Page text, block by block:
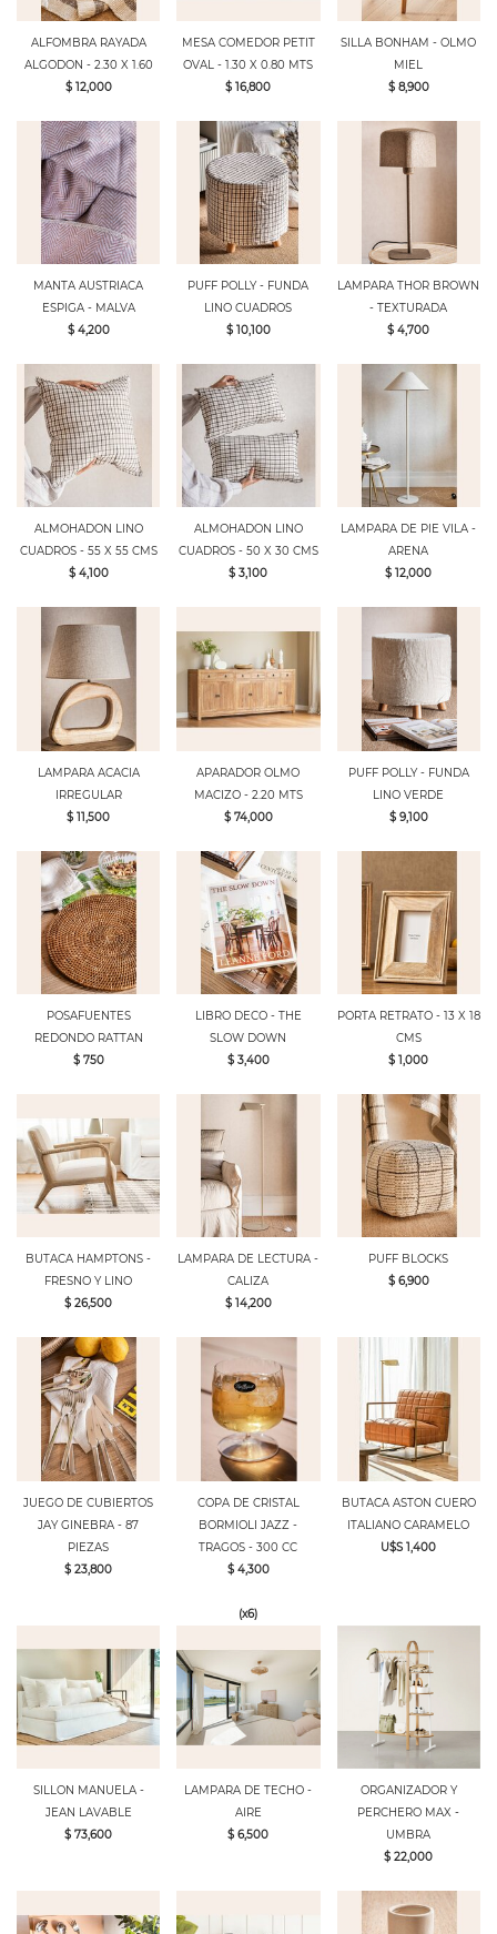
ALFOMBRA RAYADA
ALGODON - 2.30 X 1.60
$ 12,000
MESA COMEDOR PETIT
OVAL - 1.30 X 0.80 MTS
$ 16,800
SILLA BONHAM - OLMO
MIEL
$ 8,900
MANTA AUSTRIACA
ESPIGA - MALVA
$ 4,200
PUFF POLLY - FUNDA
LINO CUADROS
$ 10,100
LAMPARA THOR BROWN
- TEXTURADA
$ 4,700
ALMOHADON LINO
CUADROS - 55 X 55 CMS
$ 4,100
ALMOHADON LINO
CUADROS - 50 X 30 CMS
$ 3,100
LAMPARA DE PIE VILA -
ARENA
$ 12,000
LAMPARA ACACIA
IRREGULAR
$ 11,500
APARADOR OLMO
MACIZO - 2.20 MTS
$ 74,000
PUFF POLLY - FUNDA
LINO VERDE
$ 9,100
POSAFUENTES
REDONDO RATTAN
$ 750
LIBRO DECO - THE
SLOW DOWN
$ 3,400
PORTA RETRATO - 13 X 18
CMS
$ 1,000
BUTACA HAMPTONS -
FRESNO Y LINO
$ 26,500
LAMPARA DE LECTURA -
CALIZA
$ 14,200
PUFF BLOCKS
$ 6,900
JUEGO DE CUBIERTOS
JAY GINEBRA - 87
PIEZAS
$ 23,800
COPA DE CRISTAL
BORMIOLI JAZZ -
TRAGOS - 300 CC
$ 4,300
(x6)
BUTACA ASTON CUERO
ITALIANO CARAMELO
U$S 1,400
SILLON MANUELA -
JEAN LAVABLE
$ 73,600
LAMPARA DE TECHO -
AIRE
$ 6,500
ORGANIZADOR Y
PERCHERO MAX -
UMBRA
$ 22,000